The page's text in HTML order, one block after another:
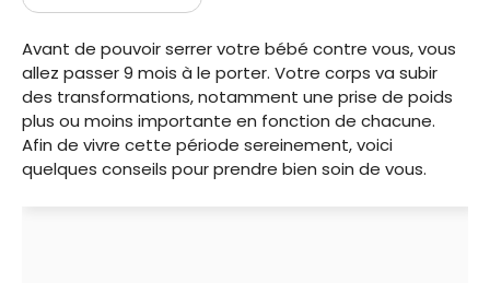
Avant de pouvoir serrer votre bébé contre vous, vous
allez passer 9 mois à le porter. Votre corps va subir
des transformations, notamment une prise de poids
plus ou moins importante en fonction de chacune.
Afin de vivre cette période sereinement, voici
quelques conseils pour prendre bien soin de vous.